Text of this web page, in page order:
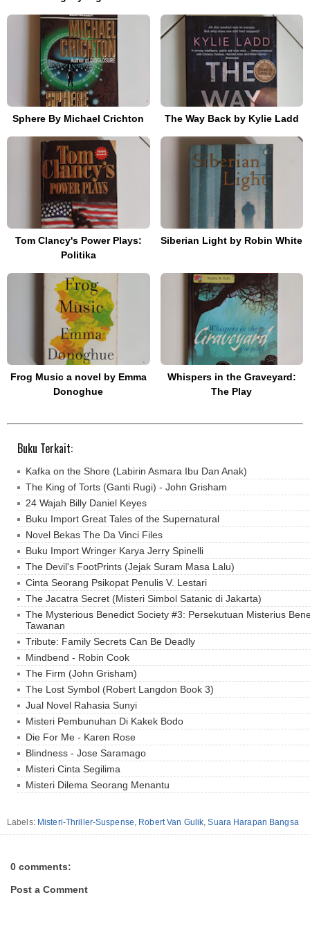
Sphere By Michael Crichton The Way Back by Kylie Ladd
Tom Clancy's Power Plays:
Politika
Siberian Light by Robin White
Frog Music a novel by Emma
Donoghue
Whispers in the Graveyard:
The Play
Buku Terkait:
Kafka on the Shore (Labirin Asmara Ibu Dan Anak)
The King of Torts (Ganti Rugi) - John Grisham
24 Wajah Billy Daniel Keyes
Buku Import Great Tales of the Supernatural
Novel Bekas The Da Vinci Files
Buku Import Wringer Karya Jerry Spinelli
The Devil's FootPrints (Jejak Suram Masa Lalu)
Cinta Seorang Psikopat Penulis V. Lestari
The Jacatra Secret (Misteri Simbol Satanic di Jakarta)
The Mysterious Benedict Society #3: Persekutuan Misterius
Tawanan
Tribute: Family Secrets Can Be Deadly
Mindbend - Robin Cook
The Firm (John Grisham)
The Lost Symbol (Robert Langdon Book 3)
Jual Novel Rahasia Sunyi
Misteri Pembunuhan Di Kakek Bodo
Die For Me - Karen Rose
Blindness - Jose Saramago
Misteri Cinta Segilima
Misteri Dilema Seorang Menantu
Labels: Misteri-Thriller-Suspense, Robert Van Gulik,Suara Harapan Bangsa
0 comments:
Post a Comment